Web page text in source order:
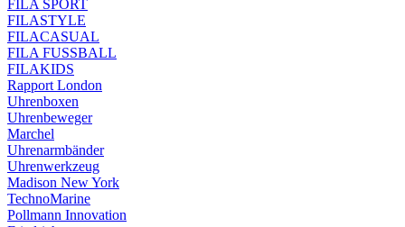
FILA SPORT
FILASTYLE
FILACASUAL
FILA FUSSBALL
FILAKIDS
Rapport London
Uhrenboxen
Uhrenbeweger
Marchel
Uhrenarmbänder
Uhrenwerkzeug
Madison New York
TechnoMarine
Pollmann Innovation